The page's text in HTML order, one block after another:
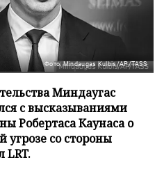
Фото: Mindaugas Kulbis/AP/TASS
Миндаугас
с высказываниями
Робертаса Каунаса о
угрозе со стороны
LRT.